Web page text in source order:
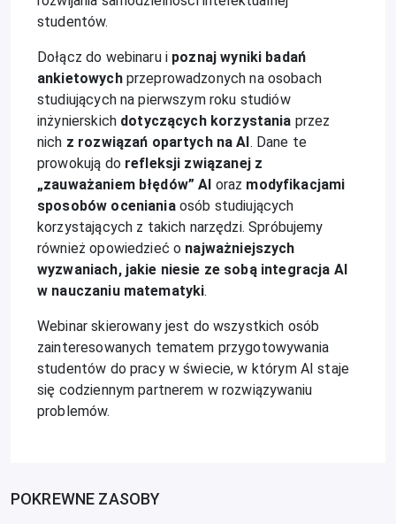
studentów.
Dołącz do webinaru i poznaj wyniki badań
ankietowychprzeprowadzonych na osobach
studiujących na pierwszym roku studiów
inżynierskich dotyczących korzystania przez
nich z rozwiązań opartych na AI. Dane te
prowokują do refleksji związanej z
„zauważaniem błędów” AI oraz modyfikacjami
sposobów ocenianiaosób studiujących
korzystających z takich narzędzi. Spróbujemy
również opowiedzieć o najważniejszych
wyzwaniach, jakie niesie ze sobą integracja AI
w nauczaniu matematyki.
Webinar skierowany jest do wszystkich osób
zainteresowanych tematem przygotowywania
studentów do pracy w świecie, w którym AI staje
się codziennym partnerem w rozwiązywaniu
problemów.
POKREWNE ZASOBY